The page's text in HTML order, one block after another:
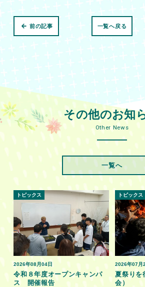
一覧へ戻る
前の記事
その他のお知
Other News
一覧へ
2026年08月04日
トピックス
令和８年度オープンキャンパ
ス 開催報告
2026年07月
トピックス
夏祭りを
会）